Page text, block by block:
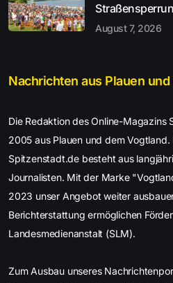
August 7, 2026
Nachrichten aus Plauen
Die Redaktion des Online-
2005 aus Plauen und dem Vogtland.
Spitzenstadt.de besteht aus
Journalisten. Mit der Marke
2023 unser Angebot weiter
Berichterstattung ermöglichen
Landesmedienanstalt (SLM).
Zum Ausbau unseres